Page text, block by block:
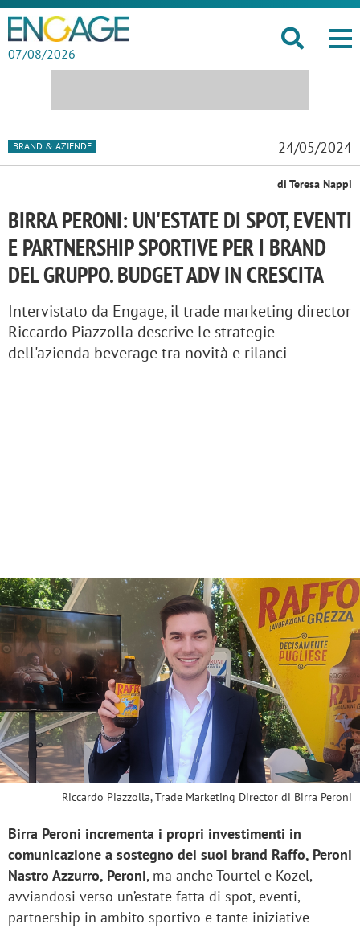
07/08/2026
BRAND & AZIENDE 24/05/2024
di Teresa Nappi
BIRRA PERONI: UN'ESTATE DI SPOT, EVENTI
E PARTNERSHIP SPORTIVE PER I BRAND
DEL GRUPPO. BUDGET ADV IN CRESCITA
Intervistato da Engage, il trade marketing director
Riccardo Piazzolla descrive le strategie
dell'azienda beverage tra novità e rilanci
Riccardo Piazzolla, Trade Marketing Director di Birra Peroni
Birra Peroni incrementa i propri investimenti in
comunicazione a sostegno dei suoi brand Raffo, Peroni
Nastro Azzurro, Peroni, ma anche Tourtel e Kozel,
avviandosi verso un’estate fatta di spot, eventi,
partnership in ambito sportivo e tante iniziative